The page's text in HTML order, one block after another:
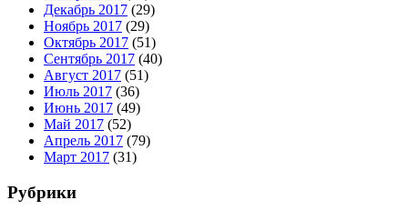
Декабрь 2017 (29)
Ноябрь 2017 (29)
Октябрь 2017 (51)
Сентябрь 2017 (40)
Август 2017 (51)
Июль 2017 (36)
Июнь 2017 (49)
Май 2017 (52)
Апрель 2017 (79)
Март 2017 (31)
Рубрики